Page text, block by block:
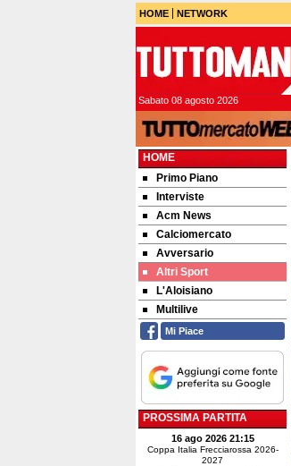
HOME NETWORK
Sabato 08 agosto 2026
HOME
Primo Piano
Interviste
Acm News
Calciomercato
Avversario
Altri Sport
L'Aloisiano
Multilive
Mi Piace
PROSSIMA PARTITA
16 ago 2026 21:15
Coppa Italia Frecciarossa 2026-
2027